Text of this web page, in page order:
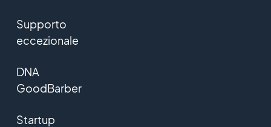
Supporto
eccezionale
DNA
GoodBarber
Startup